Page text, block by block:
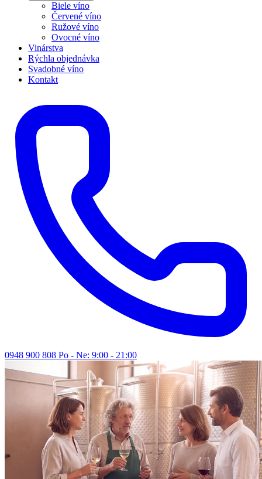
Biele víno
Červené víno
Ružové víno
Ovocné víno
Vinárstva
Rýchla objednávka
Svadobné víno
Kontakt
0948 900 808 Po - Ne: 9:00 - 21:00